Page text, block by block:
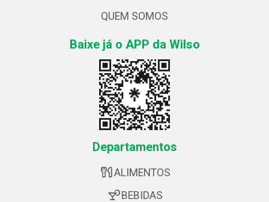
QUEM SOMOS
Baixe já o APP da Wilso
Departamentos
ALIMENTOS
BEBIDAS